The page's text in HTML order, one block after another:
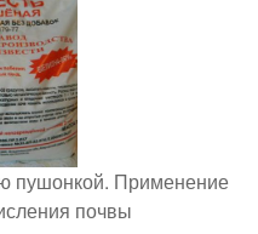
пушонкой. Применение
почвы